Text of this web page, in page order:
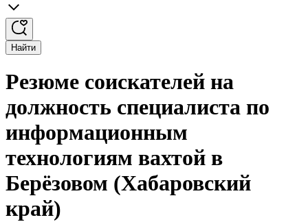
Найти
Резюме соискателей на
должность специалиста по
информационным
технологиям вахтой в
Берёзовом (Хабаровский
край)